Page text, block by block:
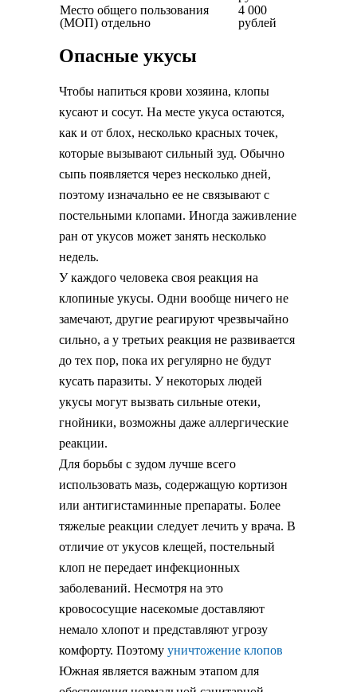
Место общего пользования
(МОП) отдельно
4 000
рублей
Опасные укусы
Чтобы напиться крови хозяина, клопы
кусают и сосут. На месте укуса остаются,
как и от блох, несколько красных точек,
которые вызывают сильный зуд. Обычно
сыпь появляется через несколько дней,
поэтому изначально ее не связывают с
постельными клопами. Иногда заживление
ран от укусов может занять несколько
недель.
У каждого человека своя реакция на
клопиные укусы. Одни вообще ничего не
замечают, другие реагируют чрезвычайно
сильно, а у третьих реакция не развивается
до тех пор, пока их регулярно не будут
кусать паразиты. У некоторых людей
укусы могут вызвать сильные отеки,
гнойники, возможны даже аллергические
реакции.
Для борьбы с зудом лучше всего
использовать мазь, содержащую кортизон
или антигистаминные препараты. Более
тяжелые реакции следует лечить у врача. В
отличие от укусов клещей, постельный
клоп не передает инфекционных
заболеваний. Несмотря на это
кровососущие насекомые доставляют
немало хлопот и представляют угрозу
комфорту. Поэтому уничтожение клопов
Южная является важным этапом для